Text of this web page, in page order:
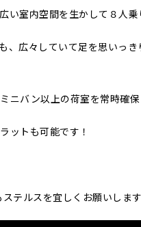
い室内空間を生かして８人乗
、広々していて足を思いっき
ニバン以上の荷室を常時確
ットも可能です！
ステルスを宜しくお願いしま